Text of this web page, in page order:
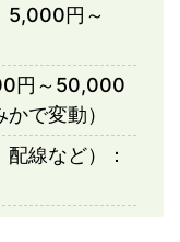
5,000円～
円～50,000
で変動）
線など）：